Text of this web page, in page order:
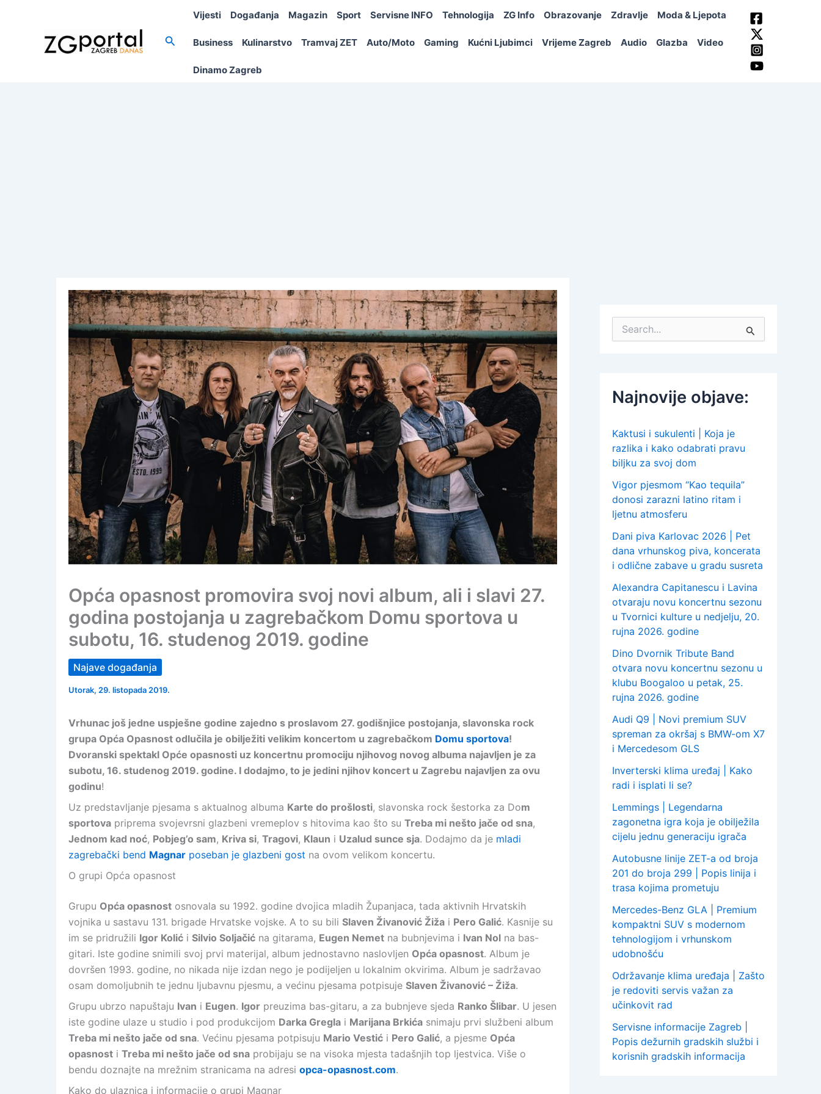
Search
Vijesti Događanja Magazin Sport Servisne INFO Tehnologija ZG Info Obrazovanje Zdravlje Moda & Ljepota
Business Kulinarstvo Tramvaj ZET Auto/Moto Gaming Kućni Ljubimci Vrijeme Zagreb Audio Glazba Video
Dinamo Zagreb
Opća opasnost promovira svoj novi album, ali i slavi 27.
godina postojanja u zagrebačkom Domu sportova u
subotu, 16. studenog 2019. godine
Najave događanja
Utorak, 29. listopada 2019.
Vrhunac još jedne uspješne godine zajedno s proslavom 27. godišnjice postojanja, slavonska rock
grupa Opća Opasnost odlučila je obilježiti velikim koncertom u zagrebačkom Domu sportova!
Dvoranski spektakl Opće opasnosti uz koncertnu promociju njihovog novog albuma najavljen je za
subotu, 16. studenog 2019. godine. I dodajmo, to je jedini njihov koncert u Zagrebu najavljen za ovu
godinu!
Uz predstavljanje pjesama s aktualnog albuma Karte do prošlosti, slavonska rock šestorka za Dom
sportova priprema svojevrsni glazbeni vremeplov s hitovima kao što su Treba mi nešto jače od sna,
Jednom kad noć, Pobjeg’o sam, Kriva si, Tragovi, Klaun i Uzalud sunce sja. Dodajmo da je mladi
zagrebački bend Magnar poseban je glazbeni gost na ovom velikom koncertu.
O grupi Opća opasnost
Grupu Opća opasnost osnovala su 1992. godine dvojica mladih Županjaca, tada aktivnih Hrvatskih
vojnika u sastavu 131. brigade Hrvatske vojske. A to su bili Slaven Živanović Žiža i Pero Galić. Kasnije su
im se pridružili Igor Kolić i Silvio Soljačić na gitarama, Eugen Nemet na bubnjevima i Ivan Nol na bas-
gitari. Iste godine snimili svoj prvi materijal, album jednostavno naslovljen Opća opasnost. Album je
dovršen 1993. godine, no nikada nije izdan nego je podijeljen u lokalnim okvirima. Album je sadržavao
osam domoljubnih te jednu ljubavnu pjesmu, a većinu pjesama potpisuje Slaven Živanović – Žiža.
Grupu ubrzo napuštaju Ivan i Eugen. Igor preuzima bas-gitaru, a za bubnjeve sjeda Ranko Šlibar. U jesen
iste godine ulaze u studio i pod produkcijom Darka Gregla i Marijana Brkića snimaju prvi službeni album
Treba mi nešto jače od sna. Većinu pjesama potpisuju Mario Vestić i Pero Galić, a pjesme Opća
opasnost i Treba mi nešto jače od sna probijaju se na visoka mjesta tadašnjih top ljestvica. Više o
bendu doznajte na mrežnim stranicama na adresi opca-opasnost.com.
Kako do ulaznica i informacije o grupi Magnar
:
Najnovije objave:
Kaktusi i sukulenti | Koja je
razlika i kako odabrati pravu
biljku za svoj dom
Vigor pjesmom “Kao tequila”
donosi zarazni latino ritam i
ljetnu atmosferu
Dani piva Karlovac 2026 | Pet
dana vrhunskog piva, koncerata
i odlične zabave u gradu susreta
Alexandra Capitanescu i Lavina
otvaraju novu koncertnu sezonu
u Tvornici kulture u nedjelju, 20.
rujna 2026. godine
Dino Dvornik Tribute Band
otvara novu koncertnu sezonu u
klubu Boogaloo u petak, 25.
rujna 2026. godine
Audi Q9 | Novi premium SUV
spreman za okršaj s BMW-om X7
i Mercedesom GLS
Inverterski klima uređaj | Kako
radi i isplati li se?
Lemmings | Legendarna
zagonetna igra koja je obilježila
cijelu jednu generaciju igrača
Autobusne linije ZET-a od broja
201 do broja 299 | Popis linija i
trasa kojima prometuju
Mercedes-Benz GLA | Premium
kompaktni SUV s modernom
tehnologijom i vrhunskom
udobnošću
Održavanje klima uređaja | Zašto
je redoviti servis važan za
učinkovit rad
Servisne informacije Zagreb |
Popis dežurnih gradskih službi i
korisnih gradskih informacija